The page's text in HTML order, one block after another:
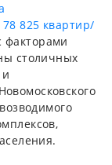
825 квартир/
столичных